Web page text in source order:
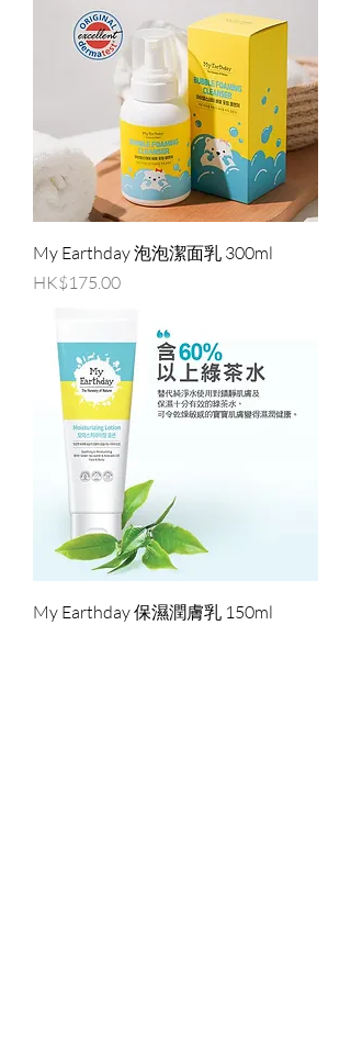
My Earthday 泡泡潔面乳 300ml
價格
HK$175.00
My Earthday 保濕潤膚乳 150ml